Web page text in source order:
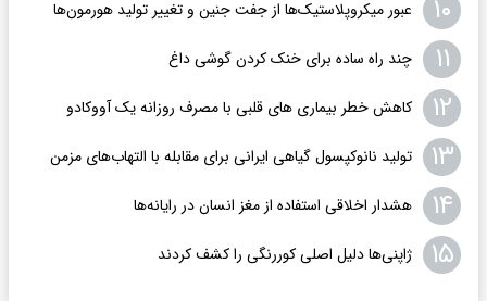
۱۰ عبور میکروپلاستیک‌ها از جفت جنین و تغییر تولید هورمون‌ها
۱۱ چند راه‌ ساده برای خنک کردن گوشی داغ
۱۲ کاهش خطر بیماری های قلبی با مصرف روزانه یک آووکادو
۱۳ تولید نانوکپسول گیاهی ایرانی برای مقابله با التهاب‌های مزمن
۱۴ هشدار اخلاقی استفاده از مغز انسان در رایانه‌ها
۱۵ ژاپنی‌ها دلیل اصلی کوررنگی را کشف کردند